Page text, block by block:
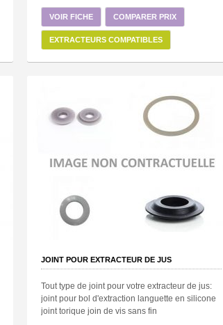
VOIR FICHE COMPARER PRIX
EXTRACTEURS COMPATIBLES
JOINT POUR EXTRACTEUR DE JUS
Tout type de joint pour votre extracteur de jus:
joint pour bol d'extraction languette en silicone
joint torique join de vis sans fin